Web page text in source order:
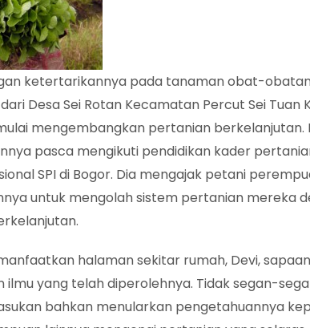
ketertarikannya pada tanaman obat-
Desa Sei Rotan Kecamatan Percut Sei Tuan
mengembangkan pertanian berkelanjutan.
pasca mengikuti pendidikan kader
SPI di Bogor. Dia mengajak petani
untuk mengolah sistem pertanian mereka
halaman sekitar rumah, Devi,
ilmu yang telah diperolehnya. Tidak segan-
bahkan menularkan pengetahuannya